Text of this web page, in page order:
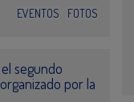
EVENTOS FOTOS
segundo
por la